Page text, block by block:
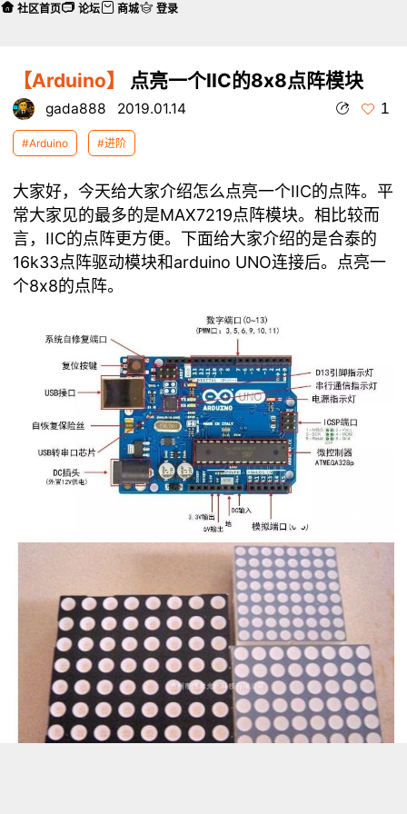
【Arduino】 点亮一个IIC的8x8点阵模块
gada888 2019.01.14 1
#Arduino #进阶
大家好，今天给大家介绍怎么点亮一个IIC的点阵。平
常大家见的最多的是MAX7219点阵模块。相比较而
言，IIC的点阵更方便。下面给大家介绍的是合泰的
16k33点阵驱动模块和arduino UNO连接后。点亮一
个8x8的点阵。
社区首页 论坛 商城 登录